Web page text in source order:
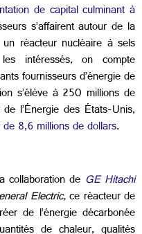
de capital culminant à
s’affairent autour de la
réacteur nucléaire à sels
intéressés, on compte
fournisseurs d’énergie de
s’élève à 250 millions de
l’Énergie des États-Unis,
8,6 millions de dollars.
collaboration de GE Hitachi
Electric,ce réacteur de
de l’énergie décarbonée